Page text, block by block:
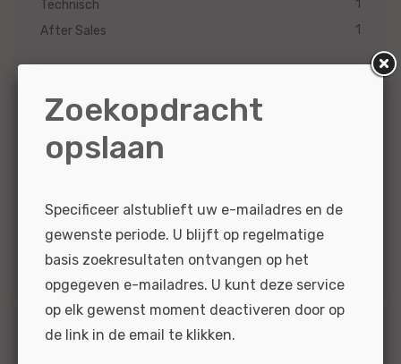
Technisch
1
After Sales
1
Provincie
Heel Nederland
Utrecht
Noord-Holland
Flevoland
Werkervaring
Zoekopdracht
opslaan
Specificeer alstublieft uw e-mailadres en de
gewenste periode. U blijft op regelmatige
basis zoekresultaten ontvangen op het
opgegeven e-mailadres. U kunt deze service
op elk gewenst moment deactiveren door op
de link in de email te klikken.